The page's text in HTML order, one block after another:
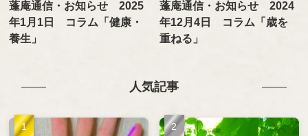
蓬庵通信・お知らせ 2025
年1月1日 コラム「健康・
養生」
蓬庵通信・お知らせ 2024
年12月4日 コラム「歳を
重ねる」
人気記事